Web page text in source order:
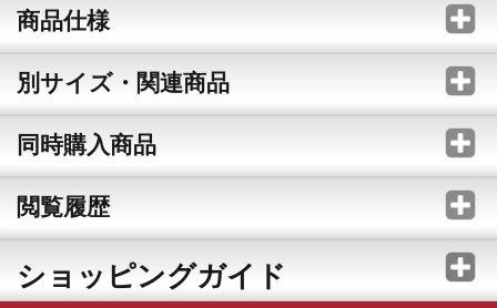
商品仕様
別サイズ・関連商品
同時購入商品
閲覧履歴
ショッピングガイド